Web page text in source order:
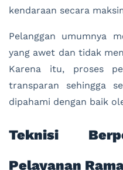
kendaraan secara
Pelanggan umumnya
yang awet dan tidak
Karena itu, proses
transparan sehingga
dipahami dengan baik
Teknisi
Pelayanan